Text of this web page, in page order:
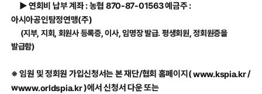
▶연회비 납부 계좌 : 농협 870-87-01563 예금주 :
아시아공인탐정연맹(주)
(지부, 지회, 회원사 등록증, 이사, 임명장 발급. 평생회원, 정회원증을
발급함)
※ 임원 및 정회원 가입신청서는 본 재단/협회 홈페이지 (www.kspia.kr/
wwww.orldspia.kr)에서 신청서 다운 또는